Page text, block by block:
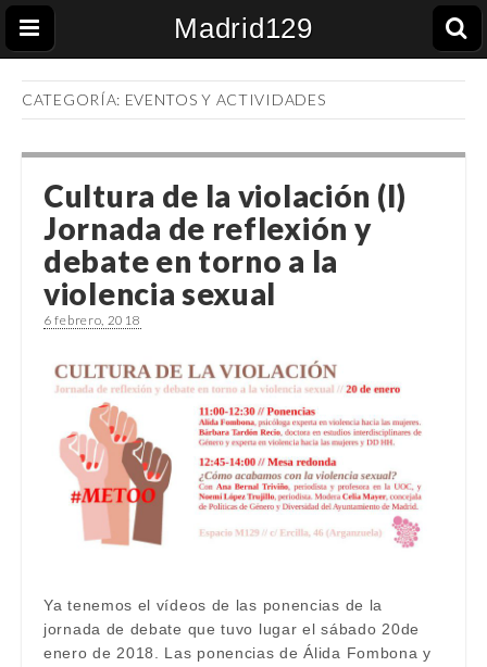
Madrid129
CATEGORÍA: EVENTOS Y ACTIVIDADES
Cultura de la violación (I)
Jornada de reflexión y
debate en torno a la
violencia sexual
6 febrero, 2018
Ya tenemos el vídeos de las ponencias de la
jornada de debate que tuvo lugar el sábado 20de
enero de 2018. Las ponencias de Álida Fombona y